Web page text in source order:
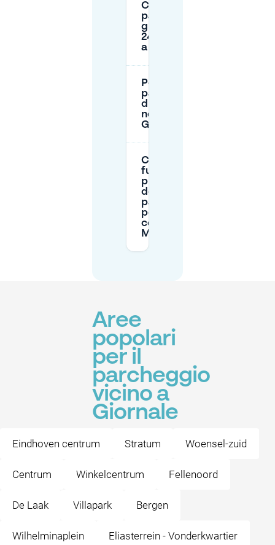
C'è un
parcheggio
gratuito
24/7 vicino
a Giornale?
Posso
parcheggiare
durante la
notte vicino a
Giornale?
Come
funziona la
prenotazione
del
parcheggio
per Giornale
con
Mobypark?
Aree
popolari
per il
parcheggio
vicino a
Giornale
Eindhoven centrum Stratum Woensel-zuid
Centrum Winkelcentrum Fellenoord
De Laak Villapark Bergen
Wilhelminaplein Eliasterrein - Vonderkwartier